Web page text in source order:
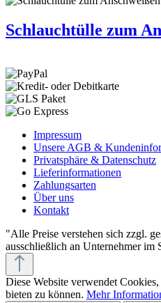
Schlauchtülle zum
Impressum
Unsere AGB &
Privatsphäre & Datenschutz
Lieferinformationen
Zahlungsarten
Über uns
Kontakt
"Alle Preise verstehen sich zzgl.
ausschließlich an Unternehmer im
Diese Website verwendet
bieten zu können. Mehr